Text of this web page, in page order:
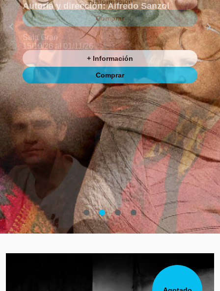
Autoría y dirección: Alfredo Sanzol
Sala Gran
15/10/26 al 01/11/26
+ Información
Comprar